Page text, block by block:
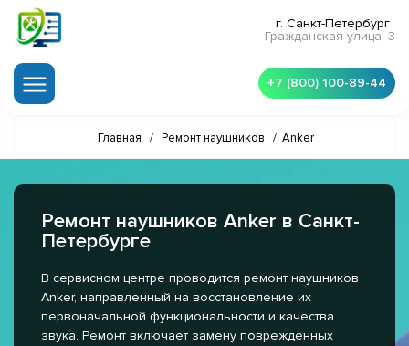
г. Санкт-Петербург
Гражданская улица, 3
+7 (800) 100-89-44
Главная / Ремонт наушников / Anker
Ремонт наушников Anker в Санкт-
Петербурге
В сервисном центре проводится ремонт наушников
Anker, направленный на восстановление их
первоначальной функциональности и качества
звука. Ремонт включает замену поврежденных